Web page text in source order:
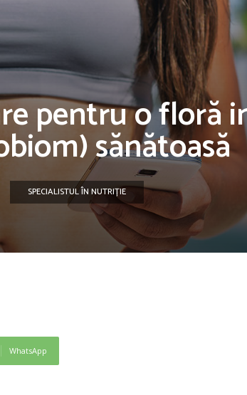
pentru o floră
sănătoasă
SPECIALISTUL ÎN NUTRIȚIE
WhatsApp